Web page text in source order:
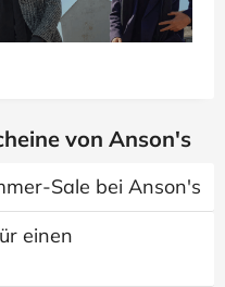
von Anson's
Sale bei Anson's
einen